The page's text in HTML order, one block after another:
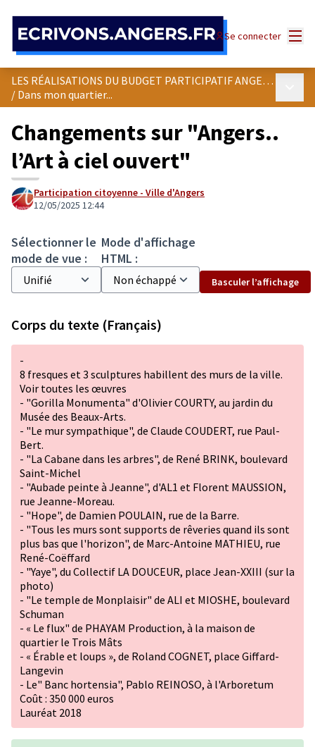
Se connecter
LES RÉALISATIONS DU BUDGET PARTICIPATIF ANGEVIN
/ Dans mon quartier...
Changements sur "Angers..
l’Art à ciel ouvert"
Participation citoyenne - Ville d'Angers
12/05/2025 12:44
Sélectionner le
mode de vue :
Mode d'affichage
HTML :
Basculer l’affichage
Corps du texte (Français)
-
8 fresques et 3 sculptures habillent des murs de la ville.
Voir toutes les œuvres
- "Gorilla Monumenta" d'Olivier COURTY, au jardin du
Musée des Beaux-Arts.
- "Le mur sympathique", de Claude COUDERT, rue Paul-
Bert.
- "La Cabane dans les arbres", de René BRINK, boulevard
Saint-Michel
- "Aubade peinte à Jeanne", d'AL1 et Florent MAUSSION,
rue Jeanne-Moreau.
- "Hope", de Damien POULAIN, rue de la Barre.
- "Tous les murs sont supports de rêveries quand ils sont
plus bas que l'horizon", de Marc-Antoine MATHIEU, rue
René-Coëffard
- "Yaye", du Collectif LA DOUCEUR, place Jean-XXIII (sur la
photo)
- "Le temple de Monplaisir" de ALI et MIOSHE, boulevard
Schuman
- « Le flux" de PHAYAM Production, à la maison de
quartier le Trois Mâts
- « Érable et loups », de Roland COGNET, place Giffard-
Langevin
- Le" Banc hortensia", Pablo REINOSO, à l'Arboretum
Coût : 350 000 euros
Lauréat 2018